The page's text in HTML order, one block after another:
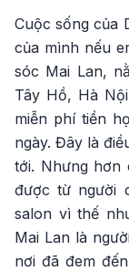
Cuộc sống của
của mình nếu
sóc Mai Lan,
Tây Hồ, Hà
miễn phí tiền
ngày. Đây là
tới. Nhưng hơn
được từ người
salon vì thế
Mai Lan là
nơi đã đem